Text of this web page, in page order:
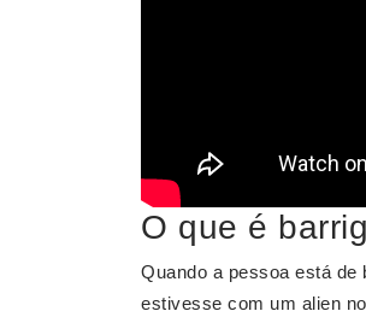
O que é
Quando a pessoa está de
estivesse com um alien